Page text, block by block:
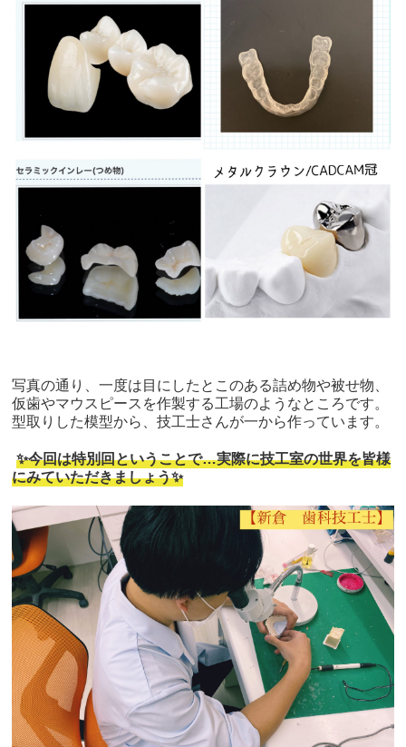
写真の通り、一度は目にしたとこのある詰め物や被せ物、
仮歯やマウスピースを作製する工場のようなところです。
型取りした模型から、技工士さんが一から作っています。
✨今回は特別回ということで…実際に技工室の世界を皆様
にみていただきましょう✨